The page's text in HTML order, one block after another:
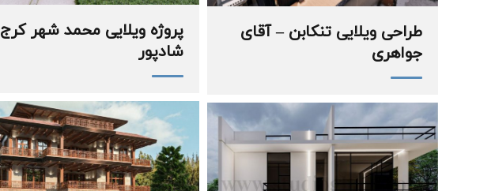
پروژه ویلایی محمد شهر کرج
شادپور
طراحی ویلایی تنکابن – آقای
جواهری